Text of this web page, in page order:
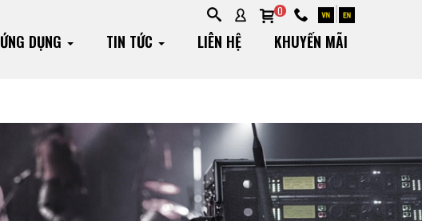
0
ỨNG DỤNG TIN TỨC LIÊN HỆ KHUYẾN MÃI